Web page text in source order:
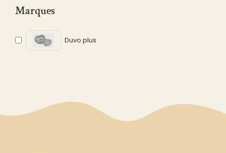
Marques
Duvo plus